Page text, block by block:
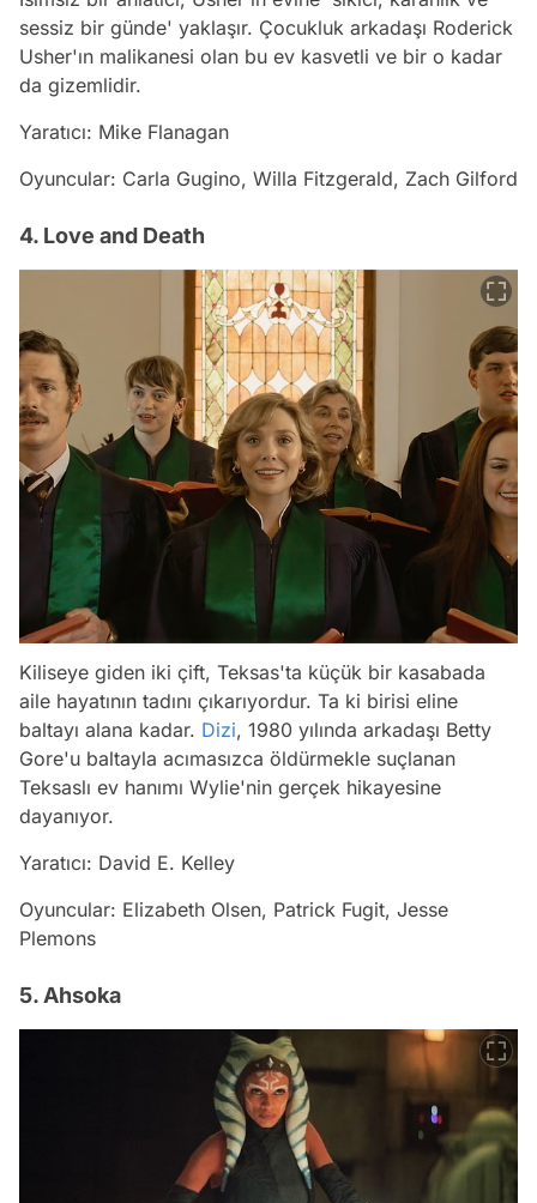
sessiz bir günde' yaklaşır. Çocukluk arkadaşı Roderick
Usher'ın malikanesi olan bu ev kasvetli ve bir o kadar
da gizemlidir.
Yaratıcı: Mike Flanagan
Oyuncular: Carla Gugino, Willa Fitzgerald, Zach Gilford
4. Love and Death
Kiliseye giden iki çift, Teksas'ta küçük bir kasabada
aile hayatının tadını çıkarıyordur. Ta ki birisi eline
baltayı alana kadar. Dizi, 1980 yılında arkadaşı Betty
Gore'u baltayla acımasızca öldürmekle suçlanan
Teksaslı ev hanımı Wylie'nin gerçek hikayesine
dayanıyor.
Yaratıcı: David E. Kelley
Oyuncular: Elizabeth Olsen, Patrick Fugit, Jesse
Plemons
5. Ahsoka